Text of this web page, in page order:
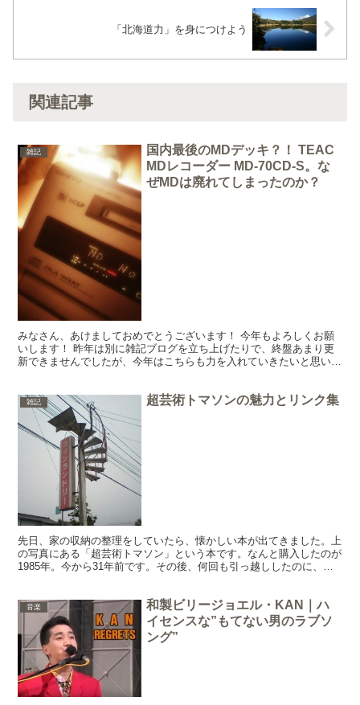
「北海道力」を身につけよう
関連記事
雑記
国内最後のMDデッキ？！ TEAC
MDレコーダー MD-70CD-S。な
ぜMDは廃れてしまったのか？
みなさん、あけましておめでとうございます！ 今年もよろしくお願
いします！ 昨年は別に雑記ブログを立ち上げたりで、終盤あまり更
新できませんでしたが、今年はこちらも力を入れていきたいと思いま
雑記 超芸術トマソンの魅力とリンク集
先日、家の収納の整理をしていたら、懐かしい本が出てきました。上
の写真にある「超芸術トマソン」という本です。なんと購入したのが
1985年。今から31年前です。その後、何回も引っ越ししたのに、よ
音楽
和製ビリージョエル・KAN｜ハ
イセンスな”もてない男のラブソ
ング”